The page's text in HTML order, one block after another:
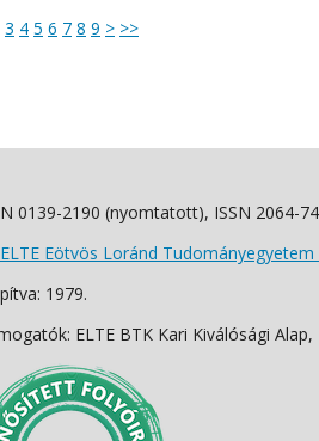
3 4 5 6 7 8 9 > >>
0139-2190 (nyomtatott), ISSN 2064-
ELTE Eötvös Loránd
1979.
ELTE BTK Kari Kiválósági